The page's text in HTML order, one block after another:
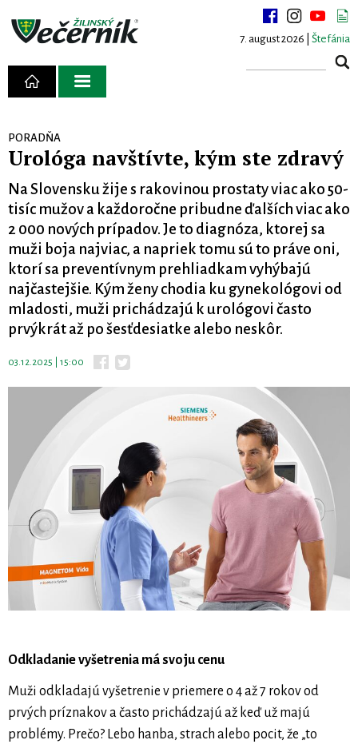
7. august 2026 | Štefánia
PORADŇA
Urológa navštívte, kým ste zdravý
Na Slovensku žije s rakovinou prostaty viac ako 50-
tisíc mužov a každoročne pribudne ďalších viac ako
2 000 nových prípadov. Je to diagnóza, ktorej sa
muži boja najviac, a napriek tomu sú to práve oni,
ktorí sa preventívnym prehliadkam vyhýbajú
najčastejšie. Kým ženy chodia ku gynekológovi od
mladosti, muži prichádzajú k urológovi často
prvýkrát až po šesťdesiatke alebo neskôr.
03.12.2025 | 15:00
Odkladanie vyšetrenia má svoju cenu
Muži odkladajú vyšetrenie v priemere o 4 až 7 rokov od
prvých príznakov a často prichádzajú až keď už majú
problémy. Prečo? Lebo hanba, strach alebo pocit, že „to